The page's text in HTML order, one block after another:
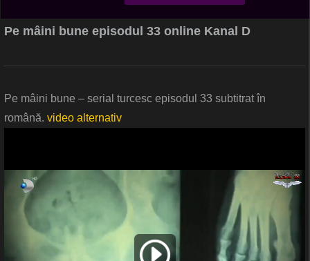
Pe mâini bune episodul 33 online Kanal D
Pe mâini bune – serial turcesc episodul 33 subtitrat în
română. video alternativ